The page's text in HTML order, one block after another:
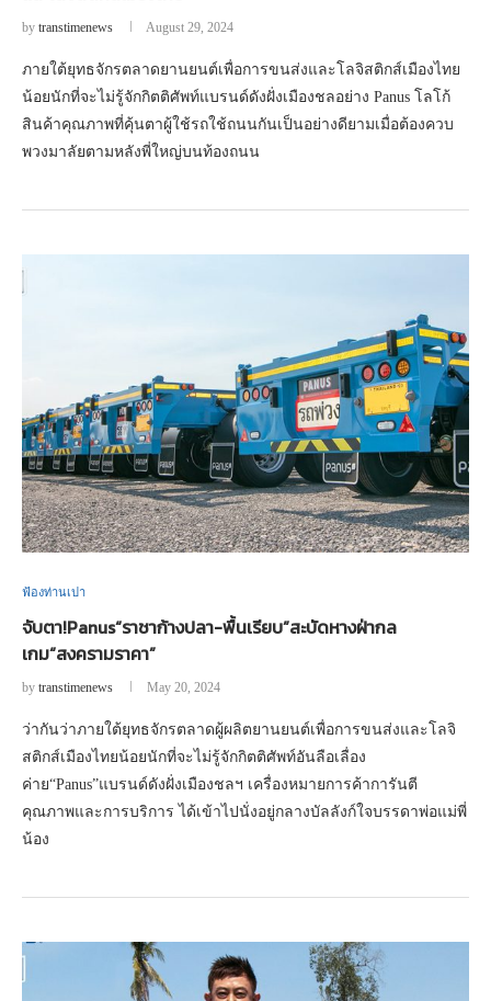
by transtimenews August 29, 2024
ภายใต้ยุทธจักรตลาดยานยนต์เพื่อการขนส่งและโลจิสติกส์เมืองไทย
น้อยนักที่จะไม่รู้จักกิตติศัพท์แบรนด์ดังฝั่งเมืองชลอย่าง Panus โลโก้
สินค้าคุณภาพที่คุ้นตาผู้ใช้รถใช้ถนนกันเป็นอย่างดียามเมื่อต้องควบ
พวงมาลัยตามหลังพี่ใหญ่บนท้องถนน
ฟ้องท่านเปา
จับตา!Panus“ราชาก้างปลา-พื้นเรียบ”สะบัดหางฝ่ากล
เกม“สงครามราคา”
by transtimenews May 20, 2024
ว่ากันว่าภายใต้ยุทธจักรตลาดผู้ผลิตยานยนต์เพื่อการขนส่งและโลจิ
สติกส์เมืองไทยน้อยนักที่จะไม่รู้จักกิตติศัพท์อันลือเลื่อง
ค่าย“Panus”แบรนด์ดังฝั่งเมืองชลฯ เครื่องหมายการค้าการันตี
คุณภาพและการบริการ ได้เข้าไปนั่งอยู่กลางบัลลังก์ใจบรรดาพ่อแม่พี่
น้อง